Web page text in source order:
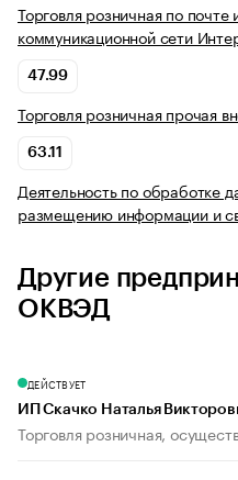
Торговля розничная по
коммуникационной сети
47.99
Торговля розничная прочая
63.11
Деятельность по обработке
размещению информации и
Другие
ОКВЭД
ДЕЙСТВУЕТ
ИП Скачко Наталья
Торговля розничная,